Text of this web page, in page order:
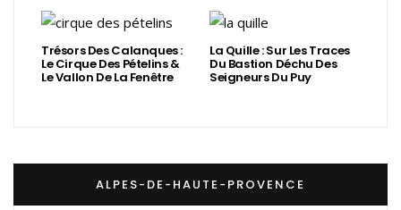
Trésors Des Calanques :
Le Cirque Des Pételins &
Le Vallon De La Fenêtre
La Quille : Sur Les Traces
Du Bastion Déchu Des
Seigneurs Du Puy
ALPES-DE-HAUTE-PROVENCE